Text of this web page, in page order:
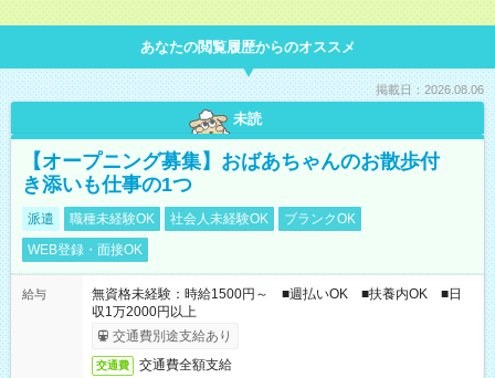
あなたの閲覧履歴からのオススメ
掲載日：2026.08.06
未読
【オープニング募集】おばあちゃんのお散歩付
き添いも仕事の1つ
派遣 職種未経験OK 社会人未経験OK
ブランクOK
WEB登録・面接OK
給与
無資格未経験：時給1500円～ ■週払いOK ■扶養内OK ■日
収1万2000円以上
交通費別途支給あり
交通費 交通費全額支給